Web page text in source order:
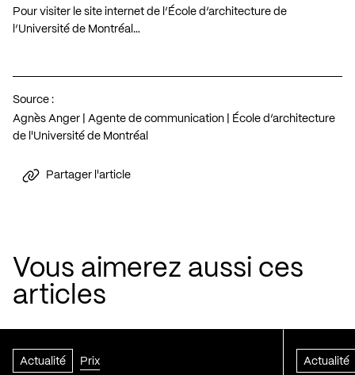
Pour visiter le site internet de l’École d’architecture de
l’Université de Montréal…
Source :
Agnès Anger | Agente de communication | École d’architecture
de l'Université de Montréal
Partager l'article
Vous aimerez aussi ces
articles
Actualité Prix Actualité